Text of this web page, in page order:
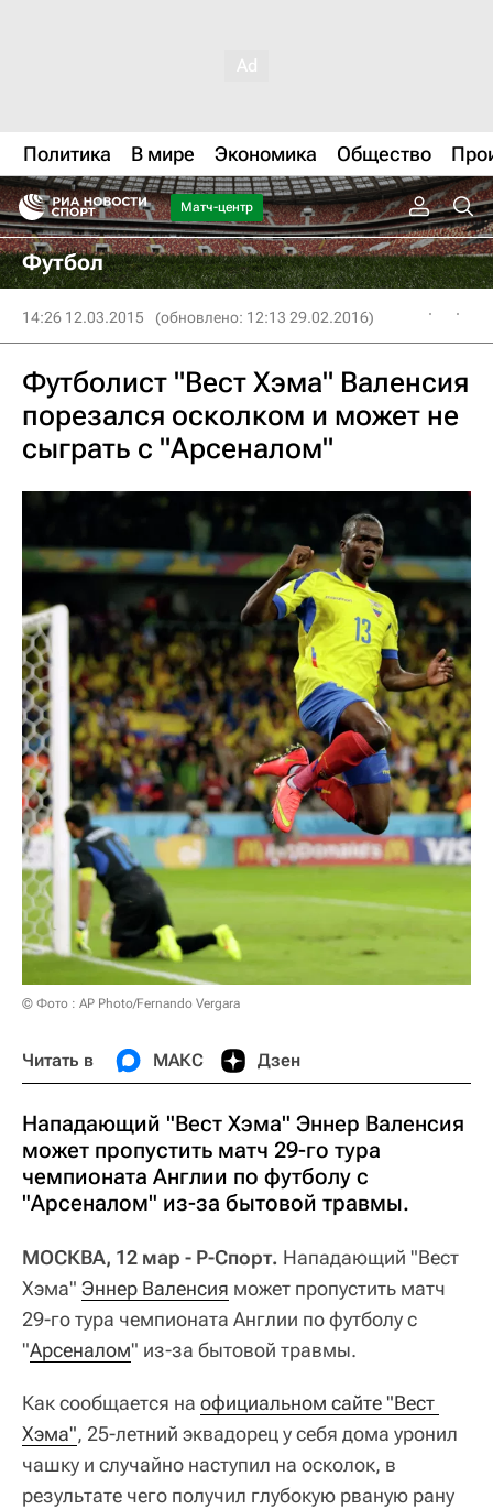
Политика В мире Экономика Общество
Матч-центр
Футбол
14:26 12.03.2015 (обновлено: 12:13 29.02.2016)
Футболист "Вест Хэма" Валенсия
порезался осколком и может не
сыграть с "Арсеналом"
© Фото : AP Photo/Fernando Vergara
Читать в МАКС Дзен
Нападающий "Вест Хэма" Эннер Валенсия
может пропустить матч 29-го тура
чемпионата Англии по футболу с
"Арсеналом" из-за бытовой травмы.
МОСКВА, 12 мар - Р-Спорт. Нападающий "Вест
Хэма" Эннер Валенсия может пропустить матч
29-го тура чемпионата Англии по футболу с
"Арсеналом" из-за бытовой травмы.
Как сообщается на официальном сайте "Вест
Хэма", 25-летний эквадорец у себя дома уронил
чашку и случайно наступил на осколок, в
результате чего получил глубокую рваную рану